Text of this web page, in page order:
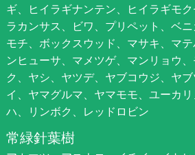
ギ、ヒイラギナンテン、ヒイラギモ
ラカンサス、ビワ、プリペット、ベ
モチ、ボックスウッド、マサキ、マ
ンヒューサ、マメツゲ、マンリョウ
ク、ヤシ、ヤツデ、ヤブコウジ、ヤ
イ、ヤマグルマ、ヤマモモ、ユーカ
ハ、リンボク、レッドロビン
常緑針葉樹